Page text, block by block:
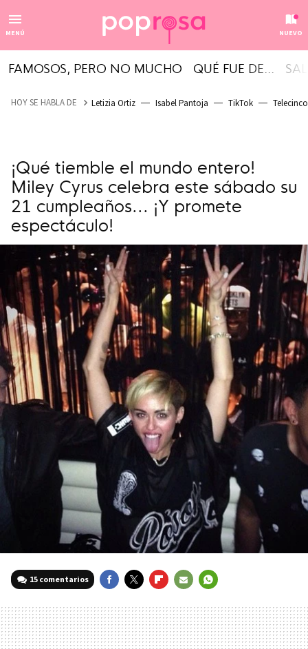
MENÚ NUEVO
FAMOSOS, PERO NO MUCHO QUÉ FUE DE...
HOY SE HABLA DE Letizia Ortiz Isabel Pantoja TikTok Telecinco
¡Qué tiemble el mundo entero!
Miley Cyrus celebra este sábado su
21 cumpleaños... ¡Y promete
espectáculo!
15 comentarios
MAIL